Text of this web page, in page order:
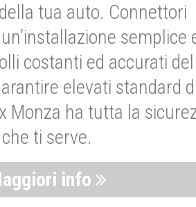
tua auto. Connettori
semplice
costanti ed accurati del
elevati standard
Monza ha tutta la
che ti serve.
info